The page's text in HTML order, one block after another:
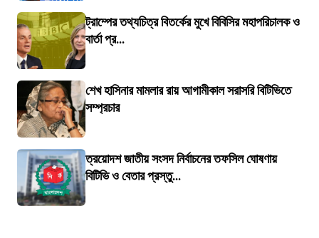
ট্রাম্পের তথ্যচিত্র বিতর্কের মুখে বিবিসির মহাপরিচালক ও
বার্তা প্র...
শেখ হাসিনার মামলার রায় আগামীকাল সরাসরি বিটিভিতে
সম্প্রচার
ত্রয়োদশ জাতীয় সংসদ নির্বাচনের তফসিল ঘোষণায়
বিটিভি ও বেতার প্রস্তু...